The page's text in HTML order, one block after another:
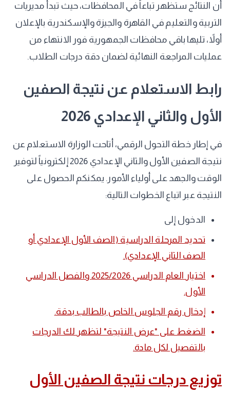
أن النتائج ستظهر تباعاً في المحافظات، حيث تبدأ مديريات
التربية والتعليم في القاهرة والجيزة والإسكندرية بالإعلان
أولاً، تليها باقي محافظات الجمهورية فور الانتهاء من
عمليات المراجعة النهائية لضمان دقة درجات الطلاب.
​رابط الاستعلام عن نتيجة الصفين
الأول والثاني الإعدادي 2026
​في إطار خطة التحول الرقمي، أتاحت الوزارة الاستعلام عن
نتيجة الصفين الأول والثاني الإعدادي 2026 إلكترونياً لتوفير
الوقت والجهد على أولياء الأمور. يمكنكم الحصول على
النتيجة عبر اتباع الخطوات التالية:
​الدخول إلى
​تحديد المرحلة الدراسية (الصف الأول الإعدادي أو
الصف الثاني الإعدادي).
​اختيار العام الدراسي 2025/2026 والفصل الدراسي
الأول.
​إدخال رقم الجلوس الخاص بالطالب بدقة.
​الضغط على "عرض النتيجة" لتظهر لك الدرجات
بالتفصيل لكل مادة.
​توزيع درجات نتيجة الصفين الأول